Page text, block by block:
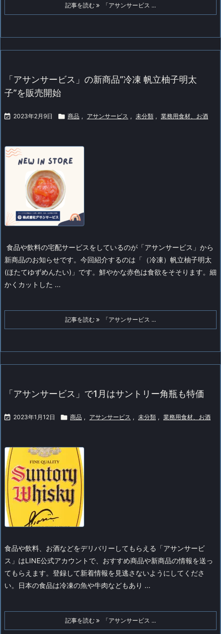
記事を読む 「アサンサービス ...
「アサンサービス」の新商品”冷凍 帆立柚子明太
子”を販売開始
 2023年2月9日  商品 , アサンサービス , 未分類 , 業務用食材、お酒
食品や飲料の宅配サービスをしているのが「アサンサービス」から
新商品のお知らせです。 今回紹介するのは「（冷凍）帆立柚子明太
(ほたてゆずめんたい)」です。鮮やかな赤色は食欲をそそります。細
かくカットした ...
記事を読む 「アサンサービス ...
「アサンサービス」で1月はサントリー角瓶も特価
 2023年1月12日  商品 , アサンサービス , 未分類 , 業務用食材、お酒
食品や飲料、お酒などをデリバリーしてもらえる「アサンサービ
ス」はLINE公式アカウントで、おすすめ商品や新商品の情報を送っ
てもらえます。登録して新着情報を見逃さないようにしてくださ
い。
日本の食品は冷凍の魚や牛肉などもあり ...
記事を読む 「アサンサービス ...